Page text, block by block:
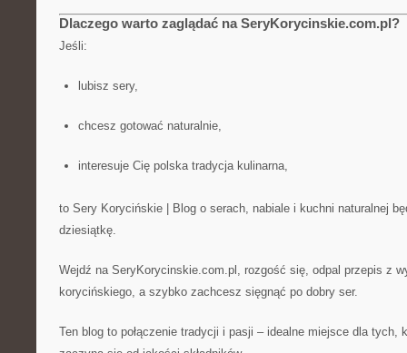
Dlaczego warto zaglądać na SeryKorycinskie.com.pl?
Jeśli:
lubisz sery,
chcesz gotować naturalnie,
interesuje Cię polska tradycja kulinarna,
to Sery Korycińskie | Blog o serach, nabiale i kuchni naturalnej
dziesiątkę.
Wejdź na SeryKorycinskie.com.pl, rozgość się, odpal przepis z
korycińskiego, a szybko zachcesz sięgnąć po dobry ser.
Ten blog to połączenie tradycji i pasji – idealne miejsce dla tych,